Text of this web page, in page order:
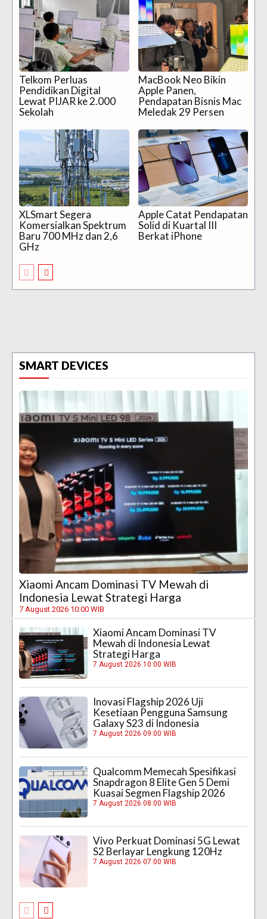
Telkom Perluas
Pendidikan Digital
Lewat PIJAR ke 2.000
Sekolah
MacBook Neo Bikin
Apple Panen,
Pendapatan Bisnis Mac
Meledak 29 Persen
XLSmart Segera
Komersialkan Spektrum
Baru 700 MHz dan 2,6
GHz
Apple Catat Pendapatan
Solid di Kuartal III
Berkat iPhone
SMART DEVICES
Xiaomi Ancam Dominasi TV Mewah di
Indonesia Lewat Strategi Harga
7 August 2026 10:00 WIB
Xiaomi Ancam Dominasi TV
Mewah di Indonesia Lewat
Strategi Harga
7 August 2026 10:00 WIB
Inovasi Flagship 2026 Uji
Kesetiaan Pengguna Samsung
Galaxy S23 di Indonesia
7 August 2026 09:00 WIB
Qualcomm Memecah Spesifikasi
Snapdragon 8 Elite Gen 5 Demi
Kuasai Segmen Flagship 2026
7 August 2026 08:00 WIB
Vivo Perkuat Dominasi 5G Lewat
S2 Berlayar Lengkung 120Hz
7 August 2026 07:00 WIB